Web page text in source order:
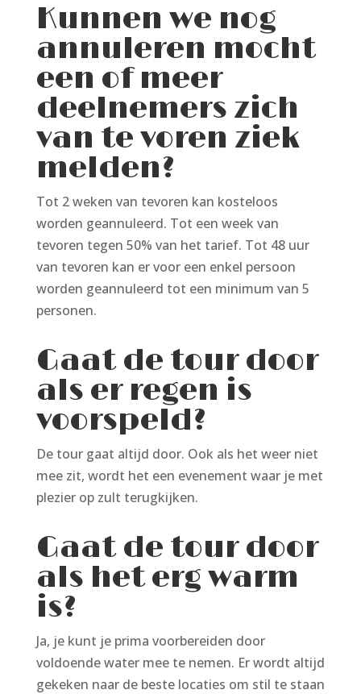
Kunnen we nog
annuleren mocht
een of meer
deelnemers zich
van te voren ziek
melden?
Tot 2 weken van tevoren kan kosteloos
worden geannuleerd. Tot een week van
tevoren tegen 50% van het tarief. Tot 48 uur
van tevoren kan er voor een enkel persoon
worden geannuleerd tot een minimum van 5
personen.
Gaat de tour door
als er regen is
voorspeld?
De tour gaat altijd door. Ook als het weer niet
mee zit, wordt het een evenement waar je met
plezier op zult terugkijken.
Gaat de tour door
als het erg warm
is?
Ja, je kunt je prima voorbereiden door
voldoende water mee te nemen. Er wordt altijd
gekeken naar de beste locaties om stil te staan